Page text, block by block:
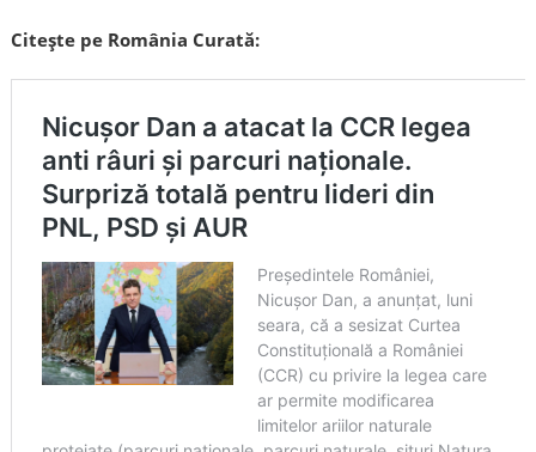
Citește pe România Curată: